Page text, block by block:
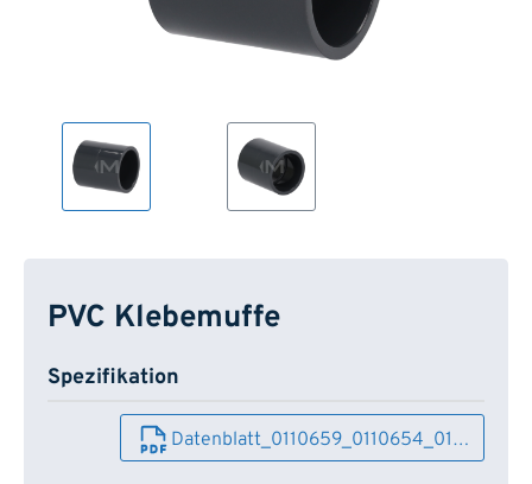
PVC Klebemuffe
Spezifikation
Datenblatt_0110659_0110654_01…